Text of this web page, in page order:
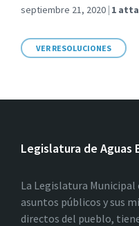
septiembre 21, 2020 1
VER RESOLUCIONES
Legislatura de Aguas
La Legislatura Municipal
asuntos públicos y sus
directos del pueblo,